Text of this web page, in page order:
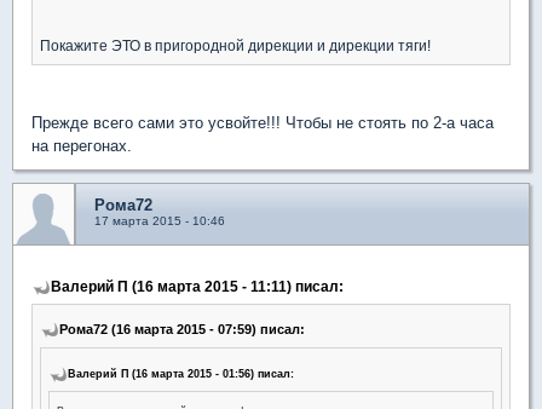
Покажите ЭТО в пригородной дирекции и дирекции тяги!
Прежде всего сами это усвойте!!! Чтобы не стоять по 2-а часа
на перегонах.
Рома72
17 марта 2015 - 10:46
Валерий П (16 марта 2015 - 11:11) писал:
Рома72 (16 марта 2015 - 07:59) писал:
Валерий П (16 марта 2015 - 01:56) писал: